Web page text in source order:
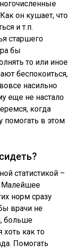
он кушает, что
и т.п.
старшего
бы
то или иное
беспокоиться,
насильно
еще не настало
когда
помогать в этом
статистикой –
Малейшее
норм сразу
врачи не
больше
как то
Помогать